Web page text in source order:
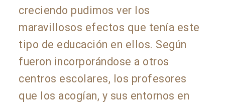
creciendo pudimos ver los
maravillosos efectos que tenía este
tipo de educación en ellos. Según
fueron incorporándose a otros
centros escolares, los profesores
que los acogían, y sus entornos en